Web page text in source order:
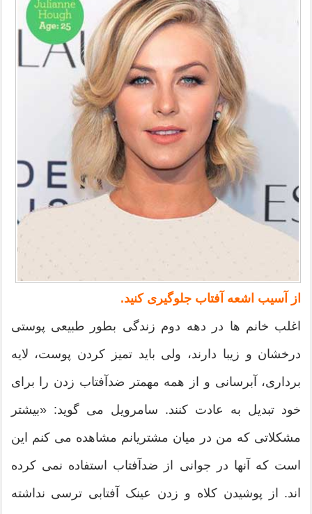
از آسیب اشعه آفتاب جلوگیری کنید.
اغلب خانم ها در دهه دوم زندگی بطور طبیعی پوستی
درخشان و زیبا دارند، ولی باید تمیز کردن پوست، لایه
برداری، آبرسانی و از همه مهمتر ضدآفتاب زدن را برای
خود تبدیل به عادت کنند. سامرویل می گوید: «بیشتر
مشکلاتی که من در میان مشتریانم مشاهده می کنم این
است که آنها در جوانی از ضدآفتاب استفاده نمی کرده
اند. از پوشیدن کلاه و زدن عینک آفتابی ترسی نداشته